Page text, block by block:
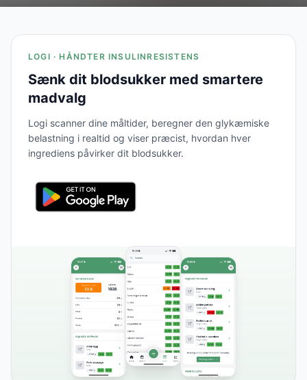
LOGI · HÅNDTER INSULINRESISTENS
Sænk dit blodsukker med smartere
madvalg
Logi scanner dine måltider, beregner den glykæmiske
belastning i realtid og viser præcist, hvordan hver
ingrediens påvirker dit blodsukker.